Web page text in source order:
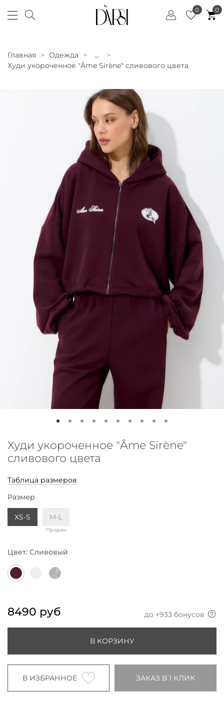
0 0
Главная Одежда
...
Худи укороченное "Âme Sirène" сливового цвета
Худи укороченное "Âme Sirène"
сливового цвета
Таблица размеров
Размер
XS-S M-L
Продан
Цвет: Сливовый
8490 руб до +933 бонусов
В КОРЗИНУ
В ИЗБРАННОЕ ЗАКАЗ В 1 КЛИК